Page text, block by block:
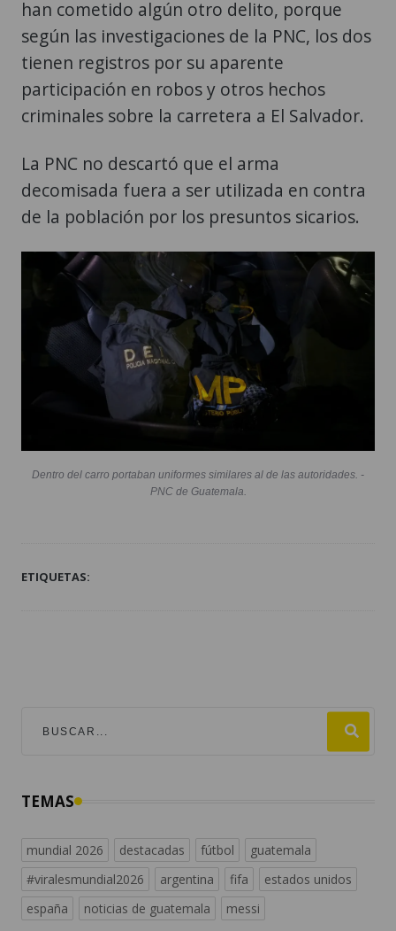
han cometido algún otro delito, porque
según las investigaciones de la PNC, los dos
tienen registros por su aparente
participación en robos y otros hechos
criminales sobre la carretera a El Salvador.
La PNC no descartó que el arma
decomisada fuera a ser utilizada en contra
de la población por los presuntos sicarios.
Dentro del carro portaban uniformes similares al de las autoridades. -
PNC de Guatemala.
ETIQUETAS:
TEMAS
mundial 2026 destacadas fútbol
guatemala
#viralesmundial2026
argentina fifa
estados unidos
españa
noticias de guatemala messi